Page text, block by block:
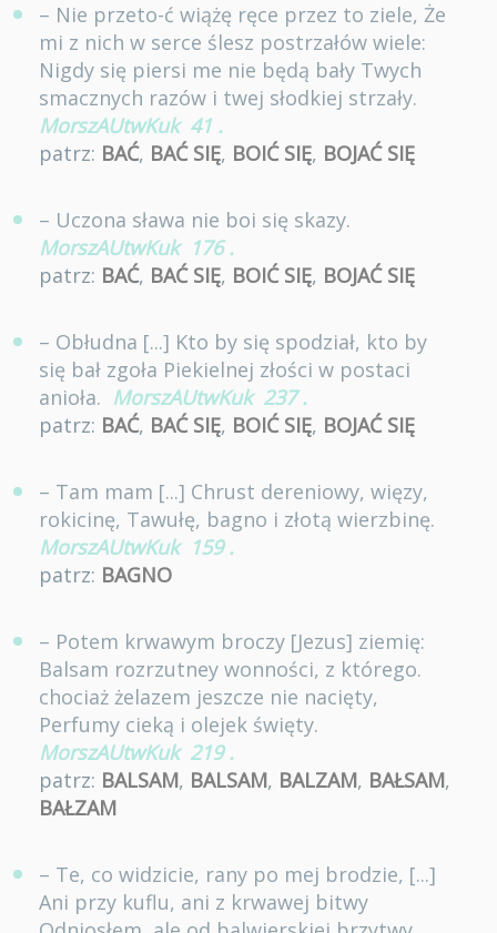
– Nie przeto-ć wiążę ręce przez to ziele, Że
mi z nich w serce ślesz postrzałów wiele:
Nigdy się piersi me nie będą bały Twych
smacznych razów i twej słodkiej strzały.
MorszAUtwKuk 41 .
patrz: BAĆ, BAĆ SIĘ, BOIĆ SIĘ, BOJAĆ SIĘ
– Uczona sława nie boi się skazy.
MorszAUtwKuk 176 .
patrz: BAĆ, BAĆ SIĘ, BOIĆ SIĘ, BOJAĆ SIĘ
– Obłudna [...] Kto by się spodział, kto by
się bał zgoła Piekielnej złości w postaci
anioła. MorszAUtwKuk 237 .
patrz: BAĆ, BAĆ SIĘ, BOIĆ SIĘ, BOJAĆ SIĘ
– Tam mam [...] Chrust dereniowy, więzy,
rokicinę, Tawułę, bagno i złotą wierzbinę.
MorszAUtwKuk 159 .
patrz: BAGNO
– Potem krwawym broczy [Jezus] ziemię:
Balsam rozrzutney wonności, z którego.
chociaż żelazem jeszcze nie nacięty,
Perfumy cieką i olejek święty.
MorszAUtwKuk 219 .
patrz: BALSAM, BALSAM, BALZAM, BAŁSAM,
BAŁZAM
– Te, co widzicie, rany po mej brodzie, [...]
Ani przy kuflu, ani z krwawej bitwy